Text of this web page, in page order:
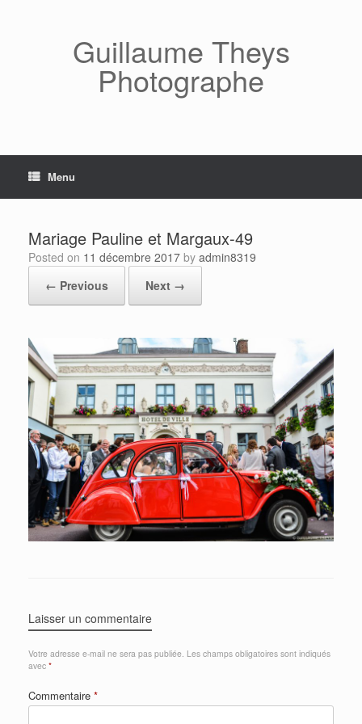
Guillaume Theys
Photographe
Menu
Mariage Pauline et Margaux-49
Posted on 11 décembre 2017 by admin8319
← Previous
Next →
Laisser un commentaire
Votre adresse e-mail ne sera pas publiée. Les champs obligatoires sont indiqués
avec *
Commentaire *